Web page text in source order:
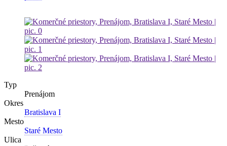
Typ
Prenájom
Okres
Bratislava I
Mesto
Staré Mesto
Ulica